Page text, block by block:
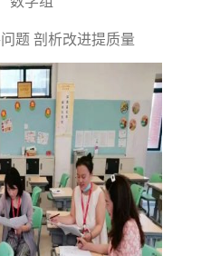
题 剖析改进提质量